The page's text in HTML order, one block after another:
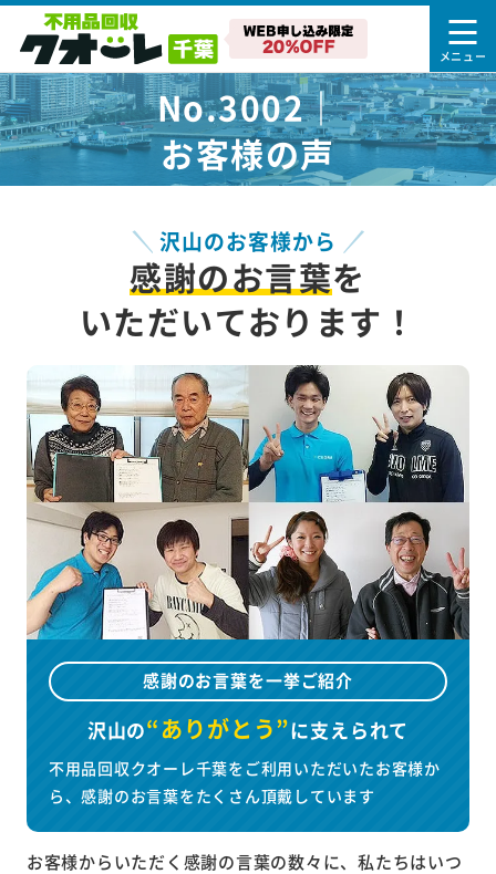
No.3002｜
お客様の声
沢山のお客様から
感謝のお言葉を
いただいております！
感謝のお言葉を一挙ご紹介
沢山の“ありがとう”に支えられて
不用品回収クオーレ千葉をご利用いただいたお客様か
ら、感謝のお言葉をたくさん頂戴しています
お客様からいただく感謝の言葉の数々に、私たちはいつ